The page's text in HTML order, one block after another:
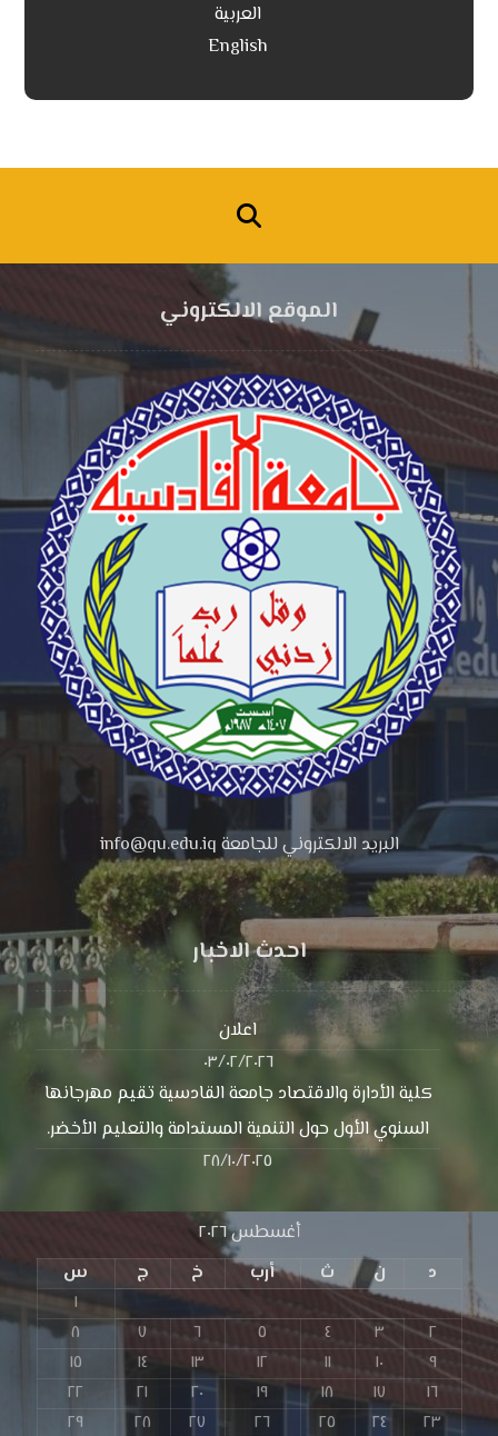
العربية
English
الموقع الالكتروني
البريد الالكتروني للجامعة info@qu.edu.iq
احدث الاخبار
اعلان
٠٣/٠٢/٢٠٢٦
كلية الأدارة والاقتصاد جامعة القادسية تقيم مهرجانها
السنوي الأول حول التنمية المستدامة والتعليم الأخضر.
٢٨/١٠/٢٠٢٥
أغسطس ٢٠٢٦
د
ن ث أرب خ ج
س
١
٢
٣ ٤ ٥ ٦ ٧
٨
٩
١٠ ١١ ١٢ ١٣ ١٤
١٥
١٦
١٧ ١٨ ١٩ ٢٠ ٢١
٢٢
٢٣
٢٤ ٢٥ ٢٦ ٢٧ ٢٨ ٢٩